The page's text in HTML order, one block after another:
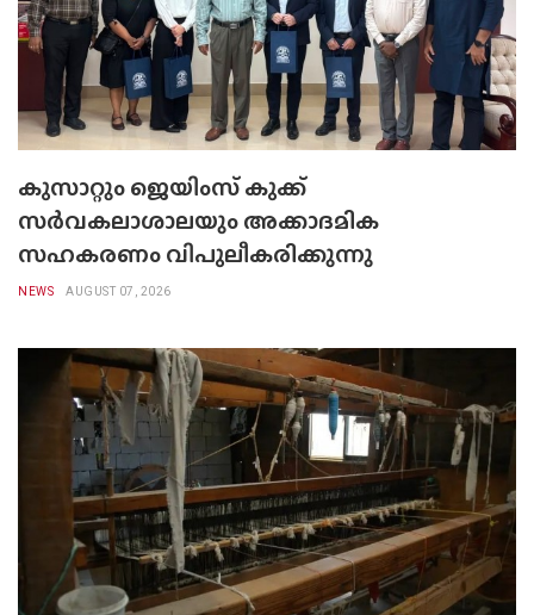
കുസാറ്റും ജെയിംസ് കുക്ക്
സർവകലാശാലയും അക്കാദമിക
സഹകരണം വിപുലീകരിക്കുന്നു
NEWS AUGUST 07, 2026